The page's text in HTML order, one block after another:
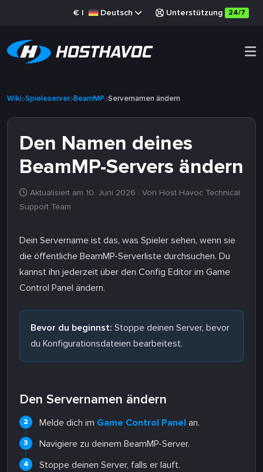
€ | Deutsch Unterstützung 24/7
Wiki Spieleserver BeamMP Servernamen ändern
Den Namen deines
BeamMP-Servers ändern
Aktualisiert am 10. Juni 2026 · Von Host Havoc Technical
Support Team
Dein Servername ist das, was Spieler sehen, wenn sie
die öffentliche BeamMP-Serverliste durchsuchen. Du
kannst ihn jederzeit über den Config Editor im Game
Control Panel ändern.
Bevor du beginnst: Stoppe deinen Server, bevor
du Konfigurationsdateien bearbeitest.
Den Servernamen ändern
Melde dich im Game Control Panel an.
Navigiere zu deinem BeamMP-Server.
Stoppe deinen Server, falls er läuft.